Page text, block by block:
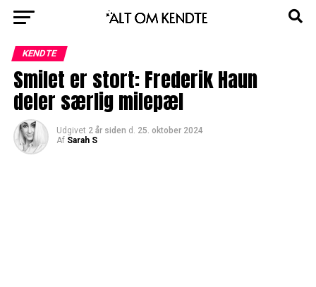
KENDTE
Smilet er stort: Frederik Haun
deler særlig milepæl
Udgivet 2 år siden d. 25. oktober 2024
Af Sarah S